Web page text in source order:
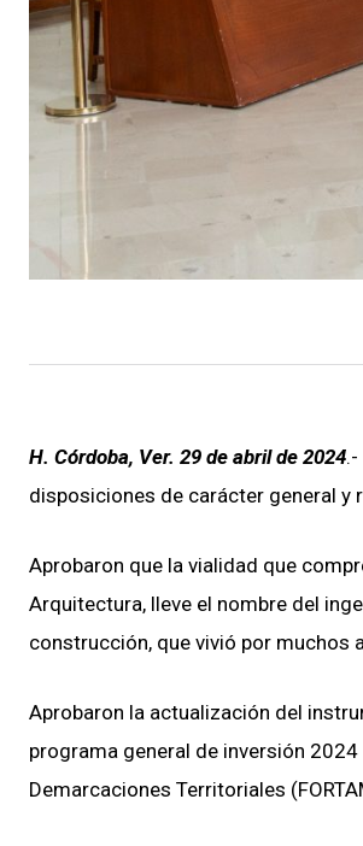
H. Córdoba, Ver. 29 de abril de 2024
disposiciones de carácter general y
Aprobaron que la vialidad que
Arquitectura, lleve el nombre del
construcción, que vivió por muchos
Aprobaron la actualización del
programa general de inversión
Demarcaciones Territoriales